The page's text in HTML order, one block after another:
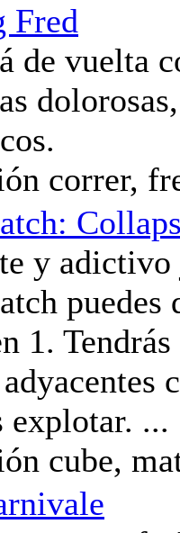
Fred
de vuelta
correr,
y
1.
explotar. ...
cube,